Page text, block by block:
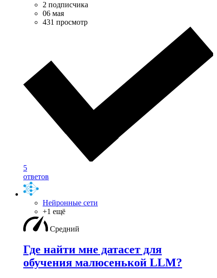
2 подписчика
06 мая
431 просмотр
5
ответов
Нейронные сети
+1 ещё
Средний
Где найти мне датасет для
обучения малюсенькой LLM?